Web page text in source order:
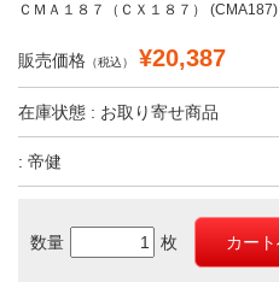
ＣＭＡ１８７（ＣＸ１８７） (CMA187)
販売価格 （税込） ¥20,387
在庫状態 : お取り寄せ商品
: 帝健
数量 枚